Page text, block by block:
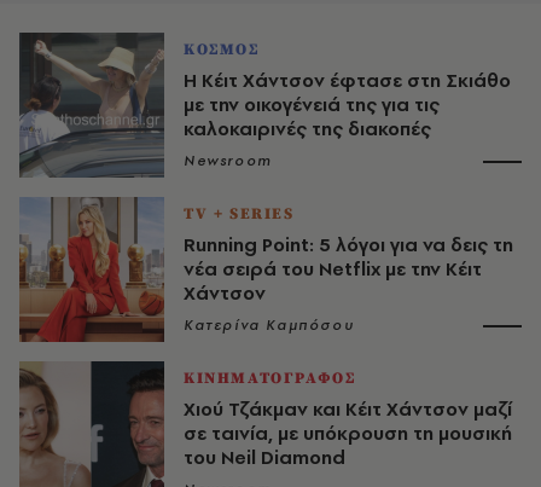
ΚΟΣΜΟΣ
Η Κέιτ Χάντσον έφτασε στη Σκιάθο
με την οικογένειά της για τις
καλοκαιρινές της διακοπές
Newsroom
TV + SERIES
Running Point: 5 λόγοι για να δεις τη
νέα σειρά του Netflix με την Κέιτ
Χάντσον
Κατερίνα Καμπόσου
ΚΙΝΗΜΑΤΟΓΡΑΦΟΣ
Χιού Τζάκμαν και Κέιτ Χάντσον μαζί
σε ταινία, με υπόκρουση τη μουσική
του Neil Diamond